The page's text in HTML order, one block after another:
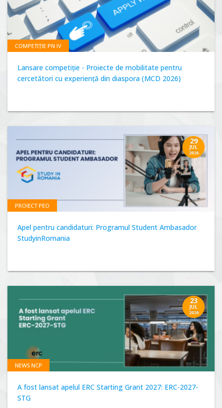
COMPETIȚIE PN IV
Lansare competiție - Proiecte de mobilitate pentru
cercetători cu experiență din diaspora (MCD 2026)
29
JUL
2026
PROIECT PEO
Apel pentru candidaturi: Programul Student Ambasador
StudyinRomania
23
JUL
2026
NEWS NCP
A fost lansat apelul ERC Starting Grant 2027: ERC-2027-
STG